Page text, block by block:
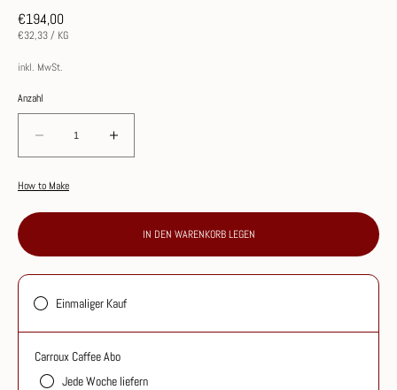
Normaler
Preis
€194,00
STÜCKPREIS
€32,33/ PRO
KG
inkl. MwSt.
Anzahl
Verringere
die
Menge
Erhöhe
die
Crema
How to Make
IN DEN WARENKORB LEGEN
Einmaliger Kauf
Carroux Caffee Abo
Jede Woche liefern